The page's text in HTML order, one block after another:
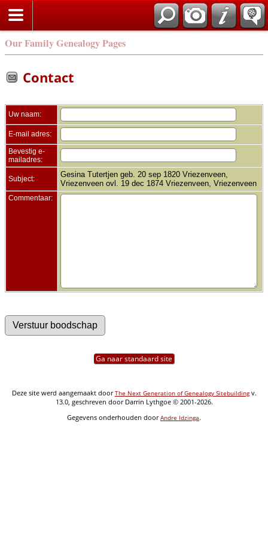
Our Family Genealogy Pages
Contact
Uw naam:
E-mail adres:
Bevestig e-
mailadres:
Subject:
Gesina Tutertjen geb. 20 sep 1820 Vriezenveen,
Vriezenveen ovl. 19 dec 1874 Vriezenveen, Vriezenveen
Commentaar:
Ga naar standaard site
Deze site werd aangemaakt doorThe Next Generation of Genealogy Sitebuildingv.
13.0, geschreven door Darrin Lythgoe © 2001-2026.
Gegevens onderhouden doorAndre Idzinga.